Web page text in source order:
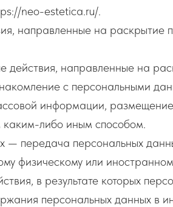
neo-estetica.ru/.
направленные на раскрытие
направленные на
с персональными
информации,
каким-либо иным способом.
передача персональных
физическому или
в результате которых
персональных данных в